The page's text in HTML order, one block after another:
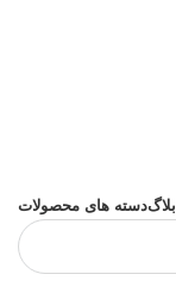
بلاگدسته های محصولات